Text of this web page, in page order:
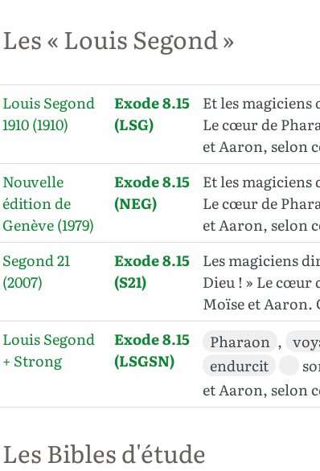
Les « Louis Segond »
Louis Segond
1910 (1910)
Exode 8.15
(LSG)
Et les magiciens
Le cœur de
et Aaron, selon
Nouvelle
édition de
Genève (1979)
Exode 8.15
(NEG)
Et les magiciens
Le cœur de
et Aaron, selon
Segond 21
(2007)
Exode 8.15
(S21)
Les magiciens
Dieu ! » Le cœur
Moïse et Aaron.
Louis Segond
+ Strong
Exode 8.15
(LSGSN)
Pharaon ,
endurcit
et Aaron, selon
Les Bibles d'étude